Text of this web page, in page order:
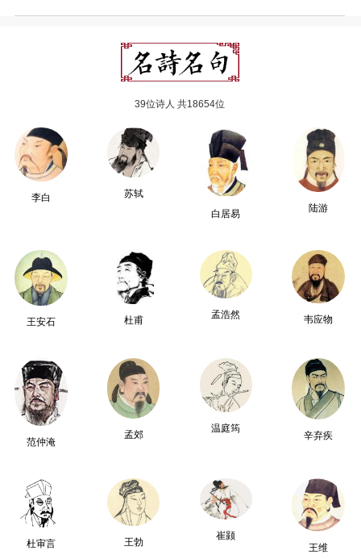
39位诗人 共18654位
李白
苏轼
白居易
陆游
王安石 杜甫
孟浩然 韦应物
范仲淹
孟郊
温庭筠
辛弃疾
杜审言 王勃
崔颢
王维